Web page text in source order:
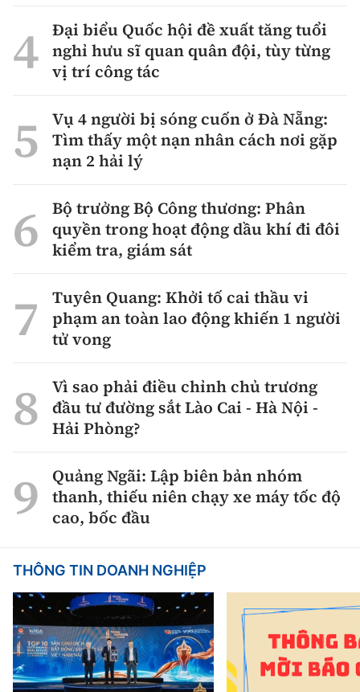
Đại biểu Quốc hội đề xuất tăng tuổi
nghỉ hưu sĩ quan quân đội, tùy từng
vị trí công tác
Vụ 4 người bị sóng cuốn ở Đà Nẵng:
Tìm thấy một nạn nhân cách nơi gặp
nạn 2 hải lý
Bộ trưởng Bộ Công thương: Phân
quyền trong hoạt động dầu khí đi đôi
kiểm tra, giám sát
Tuyên Quang: Khởi tố cai thầu vi
phạm an toàn lao động khiến 1 người
tử vong
Vì sao phải điều chỉnh chủ trương
đầu tư đường sắt Lào Cai - Hà Nội -
Hải Phòng?
Quảng Ngãi: Lập biên bản nhóm
thanh, thiếu niên chạy xe máy tốc độ
cao, bốc đầu
THÔNG TIN DOANH NGHIỆP